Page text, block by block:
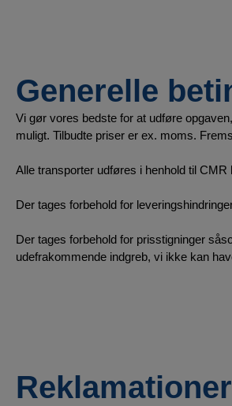
Generelle
Vi gør vores bedste for at udføre
muligt. Tilbudte priser er ex. moms.
Alle transporter udføres i henhold til CMR
Der tages forbehold for
Der tages forbehold for prisstigninger
udefrakommende indgreb, vi ikke kan
Reklamationer